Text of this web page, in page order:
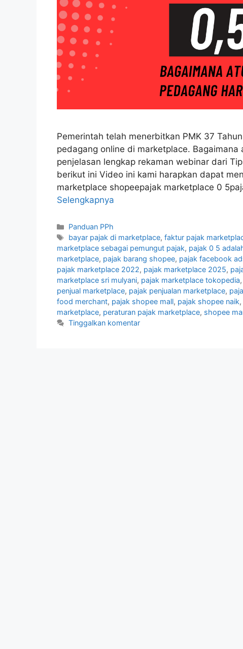
Pemerintah telah menerbitkan PMK 37
pedagang online di marketplace.
penjelasan lengkap rekaman webinar dari
berikut ini Video ini kami harapkan dapat
marketplace shopeepajak marketplace 0
Selengkapnya
Kategori
Panduan PPh
Tag
bayar pajak di marketplace,faktur pajak
marketplace sebagai pemungut pajak, pajak 0 5
marketplace, pajak barang shopee, pajak facebook
pajak marketplace 2022, pajak marketplace 2025,
marketplace sri mulyani, pajak marketplace tokopedia,
penjual marketplace, pajak penjualan marketplace,
food merchant, pajak shopee mall, pajak shopee naik,
marketplace, peraturan pajak marketplace, shopee
Tinggalkan komentar